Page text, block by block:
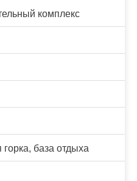
комплекс
база отдыха